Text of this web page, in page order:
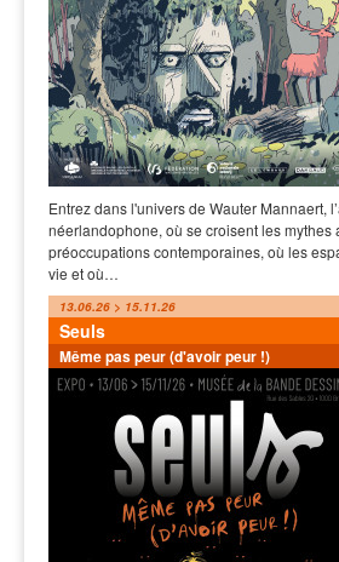
Entrez dans l'univers de Wauter Mannaert,
néerlandophone, où se croisent les mythes
préoccupations contemporaines, où les
vie et où…
13.06.26 > 15.11.26
Seuls
Même pas peur (d'avoir peur !)